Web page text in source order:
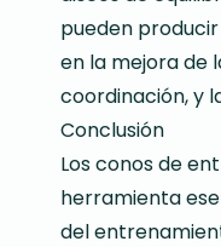
pueden
en la mejora de
coordinación, y
Conclusión
Los conos de
herramienta
del